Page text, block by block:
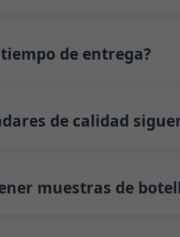
aún más bajo si cada tipo
esta botella,
contáctenos
prepararemos una
de entrega?
China tarda
de calidad
<Estándar Nacional de
2004 Migración de metales
muestras de